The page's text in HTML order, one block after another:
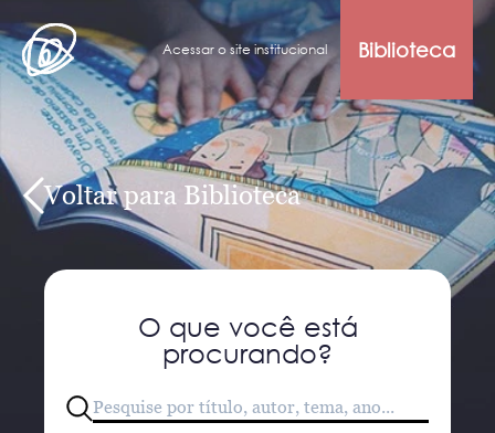
Acessar o site institucional Biblioteca
Voltar para Biblioteca
O que você está
procurando?